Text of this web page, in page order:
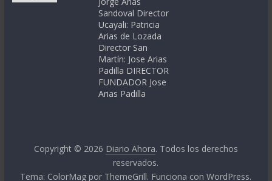
Sandoval Director
Ucayali: Patricia
Arias de Lozada
Director San
Martín: Jose Arias
Padilla DIRECTOR
FUNDADOR Jose
Arias Padilla
Copyright © 2026 Diario Ahora. Todos los derechos
reservados.
Tema: ColorMag por ThemeGrill. Funciona conWordPress.